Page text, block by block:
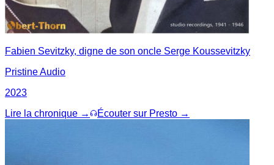
Fabien Sevitzky, digne de son oncle Serge Koussevitzky
Pristine Audio
2023
Lire la chronique →
Écouter sur Presto →